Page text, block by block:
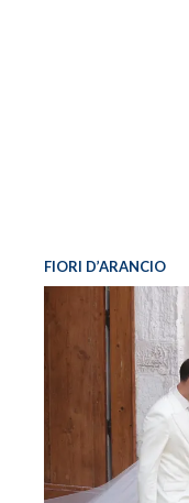
FIORI D’ARANCIO